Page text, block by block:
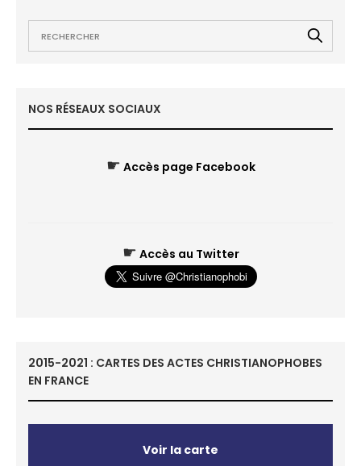
NOS RÉSEAUX SOCIAUX
☛ Accès page Facebook
☛ Accès au Twitter
2015-2021 : CARTES DES ACTES CHRISTIANOPHOBES
EN FRANCE
Voir la carte